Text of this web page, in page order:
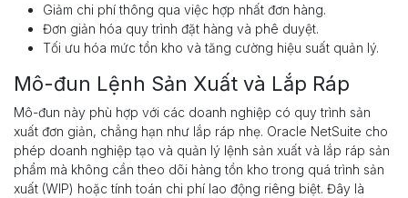
Giảm chi phí thông qua việc hợp nhất đơn hàng.
Đơn giản hóa quy trình đặt hàng và phê duyệt.
Tối ưu hóa mức tồn kho và tăng cường hiệu suất quản lý.
Mô-đun Lệnh Sản Xuất và Lắp Ráp
Mô-đun này phù hợp với các doanh nghiệp có quy trình sản
xuất đơn giản, chẳng hạn như lắp ráp nhẹ. Oracle NetSuite cho
phép doanh nghiệp tạo và quản lý lệnh sản xuất và lắp ráp sản
phẩm mà không cần theo dõi hàng tồn kho trong quá trình sản
xuất (WIP) hoặc tính toán chi phí lao động riêng biệt. Đây là